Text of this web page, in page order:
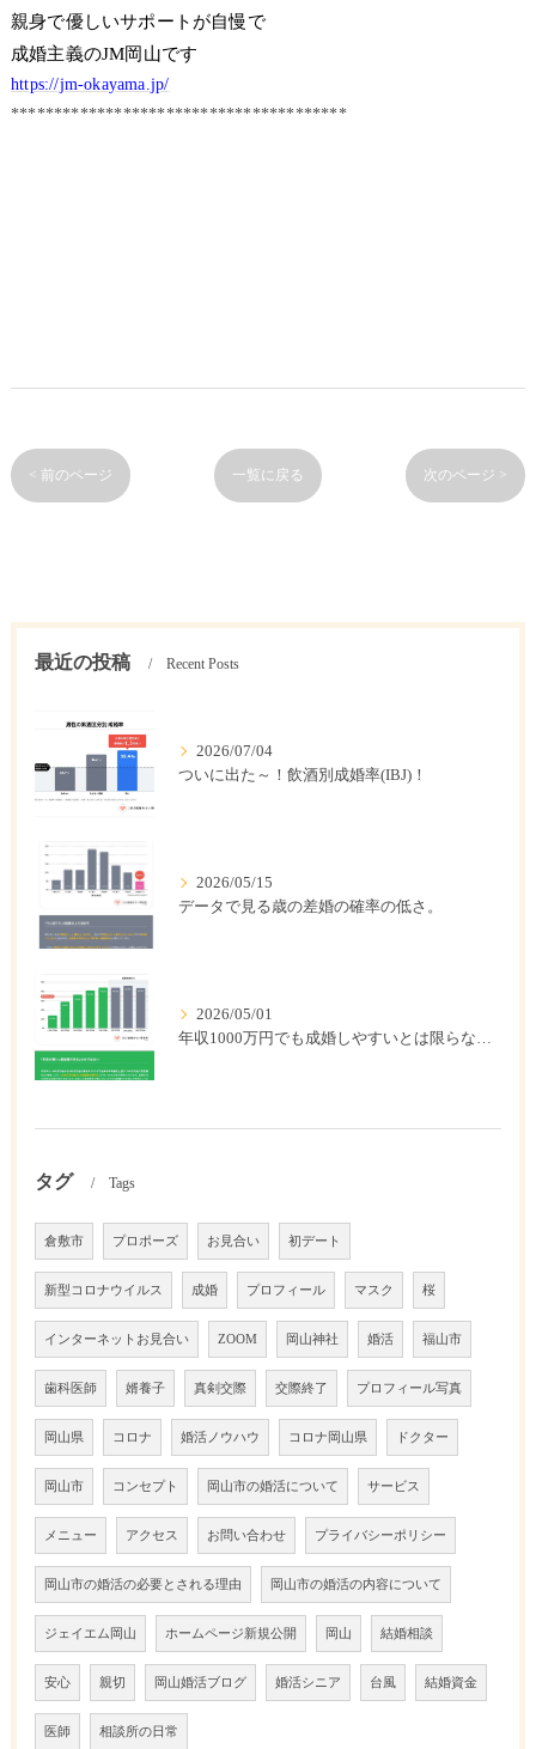
親身で優しいサポートが自慢で
成婚主義のJM岡山です
https://jm-okayama.jp/
***************************************
< 前のページ 一覧に戻る 次のページ >
最近の投稿 Recent Posts
2026/07/04
ついに出た～！飲酒別成婚率(IBJ)！
2026/05/15
データで見る歳の差婚の確率の低さ。
2026/05/01
タグ Tags
倉敷市 プロポーズ お見合い 初デート
新型コロナウイルス 成婚 プロフィール マスク 桜
インターネットお見合い ZOOM 岡山神社 婚活 福山市
歯科医師 婿養子 真剣交際 交際終了 プロフィール写真
岡山県 コロナ 婚活ノウハウ コロナ岡山県 ドクター
岡山市 コンセプト 岡山市の婚活について サービス
メニュー アクセス お問い合わせ プライバシーポリシー
岡山市の婚活の必要とされる理由 岡山市の婚活の内容について
ジェイエム岡山 ホームページ新規公開 岡山 結婚相談
安心 親切 岡山婚活ブログ 婚活シニア 台風 結婚資金
医師 相談所の日常